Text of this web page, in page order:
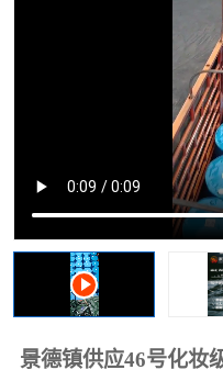
景德镇供应46号化妆